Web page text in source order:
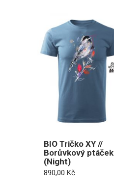
BIO Tričko XY //
Borůvkový ptáček
(Night)
890,00 Kč